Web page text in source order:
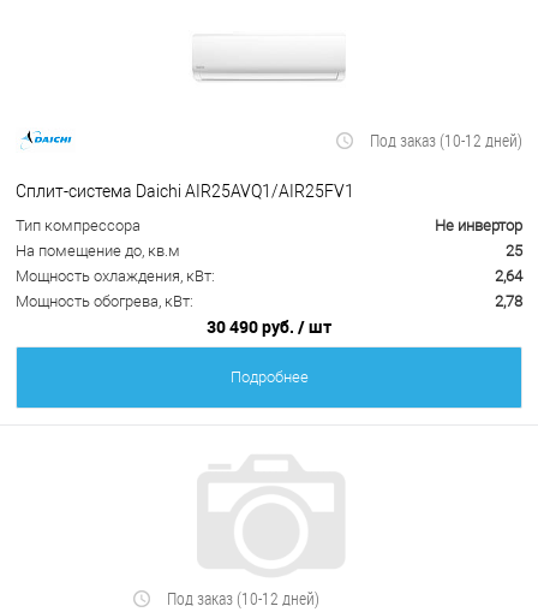
Под заказ (10-12 дней)
Сплит-система Daichi AIR25AVQ1/AIR25FV1
Тип компрессора
Не инвертор
На помещение до, кв.м
25
Мощность охлаждения, кВт:
2,64
Мощность обогрева, кВт:
2,78
30 490 руб. / шт
Подробнее
Под заказ (10-12 дней)